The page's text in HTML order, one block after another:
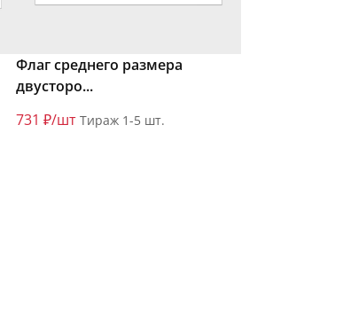
Флаг среднего размера
двусторо...
731 ₽/шт Тираж 1-5 шт.